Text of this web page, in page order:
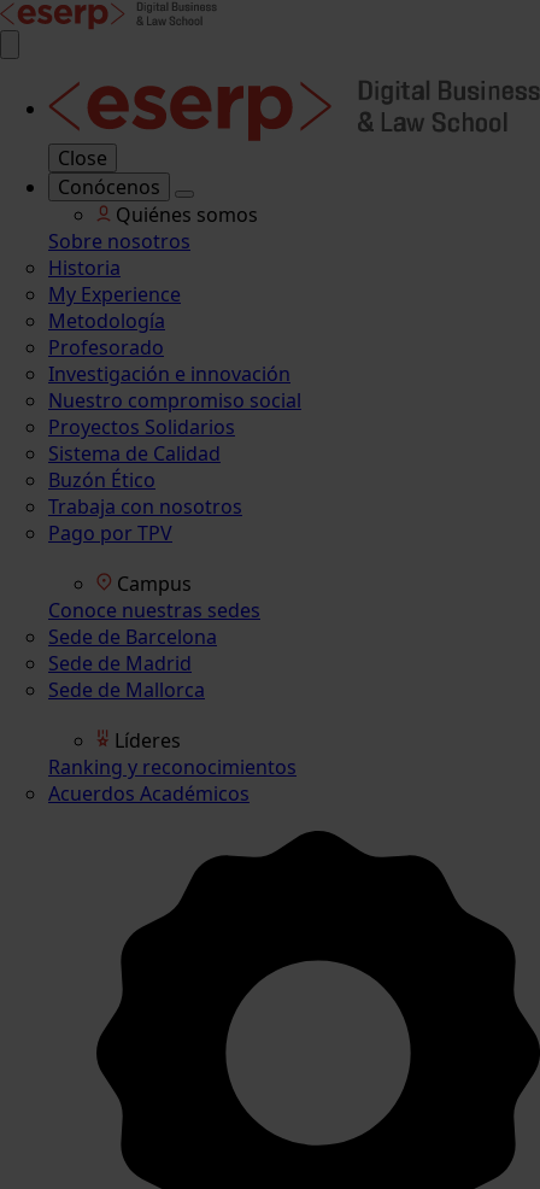
Close
Conócenos
Quiénes somos
Sobre nosotros
Historia
My Experience
Metodología
Profesorado
Investigación e innovación
Nuestro compromiso social
Proyectos Solidarios
Sistema de Calidad
Buzón Ético
Trabaja con nosotros
Pago por TPV
Campus
Conoce nuestras sedes
Sede de Barcelona
Sede de Madrid
Sede de Mallorca
Líderes
Ranking y reconocimientos
Acuerdos Académicos